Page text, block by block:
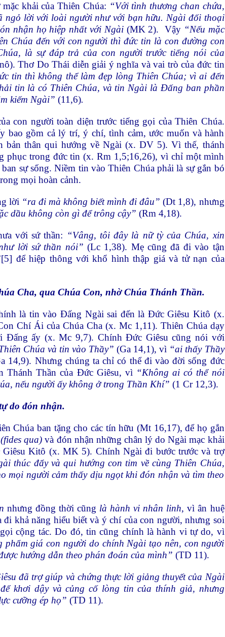
khải của Thiên Chúa: “Với tình thương chan chứa,
ngỏ lời với loài người như với bạn hữu. Ngài đối thoại
nhận họ hiệp nhất với Ngài(MK 2). Vậy “Nếu mặc
Chúa đến với con người thì đức tin là con đường con
là sự đáp trả của con người trước tiếng nói của
Thơ Do Thái diễn giải ý nghĩa và vai trò của đức tin
tin thì không thể làm đẹp lòng Thiên Chúa; vì ai đến
tin là có Thiên Chúa, và tin Ngài là Đấng ban phần
kiếm Ngài” (11,6).
con người toàn diện trước tiếng gọi của Thiên Chúa.
bao gồm cả lý trí, ý chí, tình cảm, ước muốn và hành
bản thân qui hướng về Ngài (x. DV 5). Vì thế, thánh
phục trong đức tin (x. Rm 1,5;16,26), vì chỉ một mình
sự sống. Niềm tin vào Thiên Chúa phải là sự gắn bó
mọi hoàn cảnh.
lời “ra đi mà không biết mình đi đâu” (Dt 1,8), nhưng
dầu không còn gì để trông cậy” (Rm 4,18).
với sứ thần: “Vâng, tôi đây là nữ tỳ của Chúa, xin
lời sứ thần nói” (Lc 1,38). Mẹ cũng đã đi vào tận
[5] để hiệp thông với khổ hình thập giá và tử nạn của
Cha, qua Chúa Con, nhờ Chúa Thánh Thần.
là tin vào Ðấng Ngài sai đến là Ðức Giêsu Kitô (x.
Chí Ái của Chúa Cha (x. Mc 1,11). Thiên Chúa dạy
Ðấng ấy (x. Mc 9,7). Chính Đức Giêsu cũng nói với
Chúa và tin vào Thầy”(Ga 14,1), vì “ai thấy Thầy
14,9). Nhưng chúng ta chỉ có thể đi vào đời sống đức
Thánh Thần của Ðức Giêsu, vì “Không ai có thể nói
nếu người ấy không ở trong Thần Khí” (1 Cr 12,3).
do đón nhận.
Chúa ban tặng cho các tín hữu (Mt 16,17), để họ gắn
(fides qua) và đón nhận những chân lý do Ngài mạc khải
Kitô (x. MK 5). Chính Ngài đi bước trước và trợ
thúc đẩy và qui hướng con tim về cùng Thiên Chúa,
mọi người cảm thấy dịu ngọt khi đón nhận và tìm theo
nhưng đồng thời cũng là hành vi nhân linh, vì ân huệ
khả năng hiểu biết và ý chí của con người, nhưng soi
cộng tác. Do đó, tin cũng chính là hành vi tự do, vì
phẩm giá con người do chính Ngài tạo nên, con người
hướng dẫn theo phán đoán của mình” (TD 11).
đã trợ giúp và chứng thực lời giảng thuyết của Ngài
khơi dậy và củng cố lòng tin của thính giả, nhưng
cưỡng ép họ” (TD 11).